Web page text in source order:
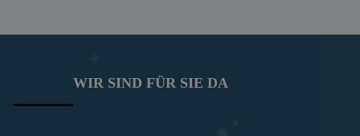
WIR SIND FÜR SIE DA